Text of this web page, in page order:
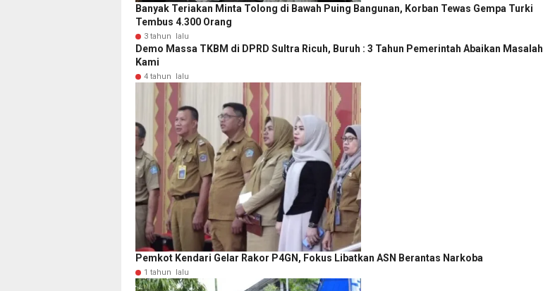
Banyak Teriakan Minta Tolong di Bawah Puing Bangunan, Korban Tewas Gempa Turki
Tembus 4.300 Orang
3 tahun lalu
Demo Massa TKBM di DPRD Sultra Ricuh, Buruh : 3 Tahun Pemerintah Abaikan Masalah
Kami
4 tahun lalu
Pemkot Kendari Gelar Rakor P4GN, Fokus Libatkan ASN Berantas Narkoba
1 tahun lalu